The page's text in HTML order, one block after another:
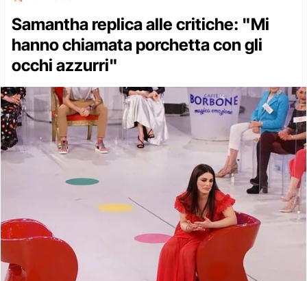
Samantha replica alle critiche: "Mi
hanno chiamata porchetta con gli
occhi azzurri"